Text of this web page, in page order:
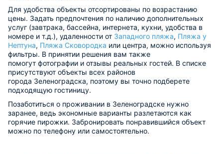
Для удобства объекты отсортированы по возрастанию
цены. Задать предпочтения по наличию дополнительных
услуг (завтрака, бассейна, интернета, кухни, удобства в
номере и т.д.), удаленности от Западного пляжа, Пляжа у
Нептуна, Пляжа Сковородка или центра, можно используя
фильтры. В принятии решения вам также
помогут фотографии и отзывы реальных гостей. В списке
присутствуют объекты всех районов
города Зеленоградска, поэтому вы точно подберете
подходящую гостиницу.
Позаботиться о проживании в Зеленоградске нужно
заранее, ведь экономные варианты разлетаются как
горячие пирожки. Забронировать понравившийся объект
можно по телефону или самостоятельно.